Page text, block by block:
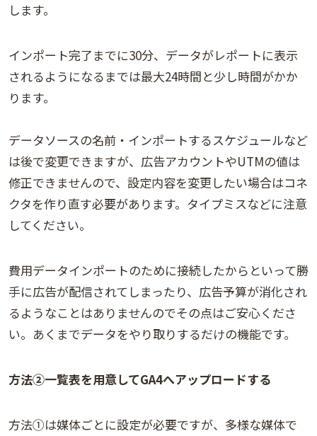
します。
インポート完了までに30分、データがレポートに表示
されるようになるまでは最大24時間と少し時間がかか
ります。
データソースの名前・インポートするスケジュールなど
は後で変更できますが、広告アカウントやUTMの値は
修正できませんので、設定内容を変更したい場合はコネ
クタを作り直す必要があります。タイプミスなどに注意
してください。
費用データインポートのために接続したからといって勝
手に広告が配信されてしまったり、広告予算が消化され
るようなことはありませんのでその点はご安心くださ
い。あくまでデータをやり取りするだけの機能です。
方法②一覧表を用意してGA4へアップロードする
方法①は媒体ごとに設定が必要ですが、多様な媒体で